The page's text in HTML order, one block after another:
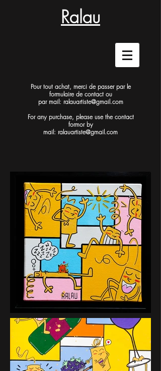
Ralau
Pour tout achat, merci de passer par le
formulaire de contact ou
par mail: ralauartiste@gmail.com
For any purchase, please use the contact
formor by
mail: ralauartiste@gmail.com